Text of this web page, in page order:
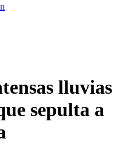
lluvias
sepulta a